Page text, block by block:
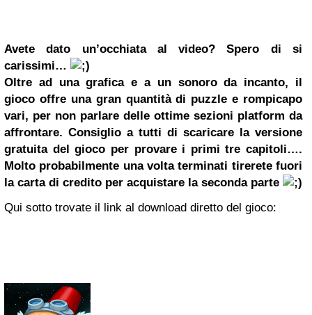
Avete dato un’occhiata al video? Spero di si
carissimi…
Oltre ad una grafica e a un sonoro da incanto, il
gioco offre una gran quantità di puzzle e rompicapo
vari, per non parlare delle ottime sezioni platform da
affrontare. Consiglio a tutti di scaricare la versione
gratuita del gioco per provare i primi tre capitoli….
Molto probabilmente una volta terminati tirerete fuori
la carta di credito per acquistare la seconda parte
Qui sotto trovate il link al download diretto del gioco: